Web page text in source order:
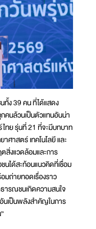
ทั้ง 39 คน ที่ได้แสดง
คนล้วนเป็นตัวแทนอันน่า
ทย รุ่นที่ 21 ที่จะมีบทบาท
าสตร์ เทคโนโลยี และ
สิ่งแวดล้อมและการ
นได้สะท้อนแนวคิดที่เชื่อม
มถ่ายทอดเรื่องราว
ารณชนเกิดความสนใจ
นเป็นพลังสำคัญในการ